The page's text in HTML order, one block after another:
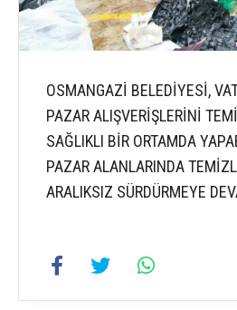
OSMANGAZİ BELEDİYESİ,
PAZAR ALIŞVERİŞLERİNİ
SAĞLIKLI BİR ORTAMDA
PAZAR ALANLARINDA
ARALIKSIZ SÜRDÜRMEYE